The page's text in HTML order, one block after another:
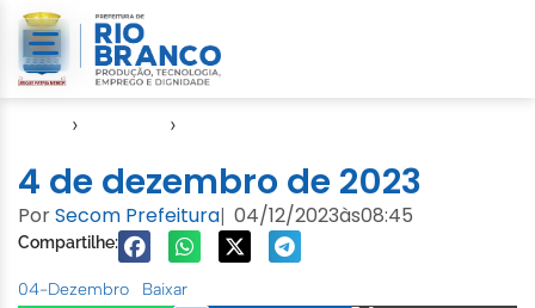
› ›
4 de dezembro de 2023
PorSecom Prefeitura| 04/12/2023às08:45
Compartilhe:
04-Dezembro Baixar